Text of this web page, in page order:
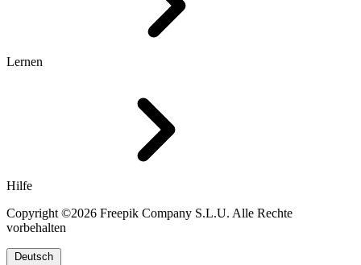
Lernen
Hilfe
Copyright ©2026 Freepik Company S.L.U. Alle Rechte
vorbehalten
Deutsch